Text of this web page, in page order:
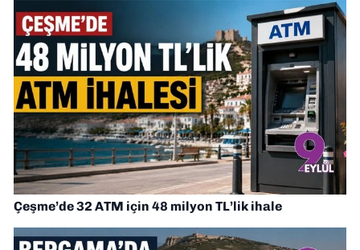
Çeşme’de 32 ATM için 48 milyon TL’lik ihale